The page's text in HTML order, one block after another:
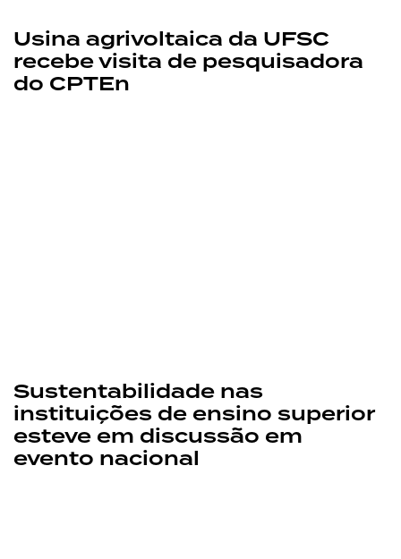
Usina agrivoltaica da UFSC
recebe visita de pesquisadora
do CPTEn
Sustentabilidade nas
instituições de ensino superior
esteve em discussão em
evento nacional